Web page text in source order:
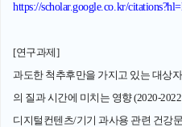
https://scholar.google.co.kr/
[연구과제]
과도한 척추후만을 가지고 있는 대상
의 질과 시간에 미치는 영향 (2020-
디지털컨텐츠/기기 과사용 관련 건강